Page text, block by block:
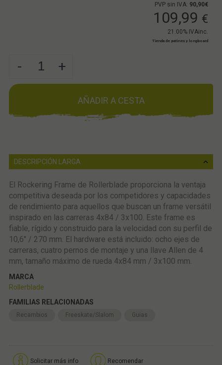
PVP sin IVA: 90,90€
109,99 €
21.00% IVAinc.
Tienda de patines y longboard
- +
AÑADIR A CESTA
DESCRIPCIÓN LARGA
El Rockering Frame de Rollerblade proporciona la ventaja
competitiva deseada por los competidores y capacidades
de rendimiento para aquellos que buscan un frame versátil
inspirado en las carreras 4x84 / 3x100. Este frame es
fiable, rígido y construido para la velocidad con su perfil de
10,6" / 270 mm. El hardware está incluido: ocho ejes de
carreras, cuatro pernos de montaje y una llave Allen de 4
mm, tamaño máximo de rueda 4x84 mm / 3x100 mm.
MARCA
Rollerblade
FAMILIAS RELACIONADAS
Recambios Freeskate/Slalom Guias
Solicitar más info Recomendar